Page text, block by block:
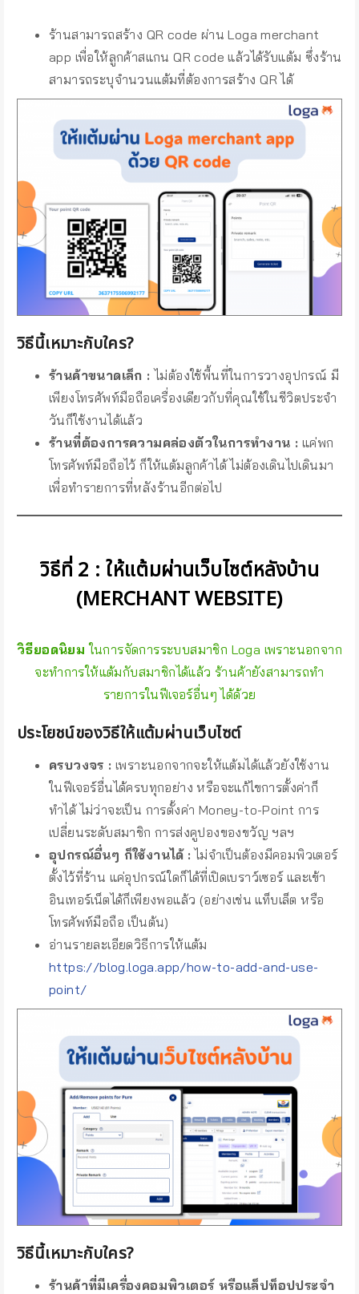
ร้านสามารถสร้าง QR code ผ่าน Loga merchant
app เพื่อให้ลูกค้าสแกน QR code แล้วได้รับแต้ม ซึ่งร้าน
สามารถระบุจำนวนแต้มที่ต้องการสร้าง QR ได้
วิธีนี้เหมาะกับใคร?
ร้านค้าขนาดเล็ก :ไม่ต้องใช้พื้นที่ในการวางอุปกรณ์ มี
เพียงโทรศัพท์มือถือเครื่องเดียวกับที่คุณใช้ในชีวิตประจำ
วันก็ใช้งานได้แล้ว
ร้านที่ต้องการความคล่องตัวในการทำงาน : แค่พก
โทรศัพท์มือถือไว้ ก็ให้แต้มลูกค้าได้ ไม่ต้องเดินไปเดินมา
เพื่อทำรายการที่หลังร้านอีกต่อไป
วิธีที่ 2 : ให้แต้มผ่านเว็บไซต์หลังบ้าน
(MERCHANT WEBSITE)
วิธียอดนิยม ในการจัดการระบบสมาชิก Loga เพราะนอกจาก
จะทำการให้แต้มกับสมาชิกได้แล้ว ร้านค้ายังสามารถทำ
รายการในฟีเจอร์อื่นๆ ได้ด้วย
ประโยชน์ของวิธีให้แต้มผ่านเว็บไซต์
ครบวงจร : เพราะนอกจากจะให้แต้มได้แล้วยังใช้งาน
ในฟีเจอร์อื่นได้ครบทุกอย่าง หรือจะแก้ไขการตั้งค่าก็
ทำได้ ไม่ว่าจะเป็น การตั้งค่า Money-to-Point การ
เปลี่ยนระดับสมาชิก การส่งคูปองของขวัญ ฯลฯ
อุปกรณ์อื่นๆ ก็ใช้งานได้ : ไม่จำเป็นต้องมีคอมพิวเตอร์
ตั้งไว้ที่ร้าน แค่อุปกรณ์ใดก็ได้ที่เปิดเบราว์เซอร์ และเข้า
อินเทอร์เน็ตได้ก็เพียงพอแล้ว (อย่างเช่น แท็บเล็ต หรือ
โทรศัพท์มือถือ เป็นต้น)
อ่านรายละเอียดวิธีการให้แต้ม
https://blog.loga.app/how-to-add-and-use-
point/
วิธีนี้เหมาะกับใคร?
ร้านค้าที่มีเครื่องคอมพิวเตอร์ หรือแล็ปท็อปประจำ